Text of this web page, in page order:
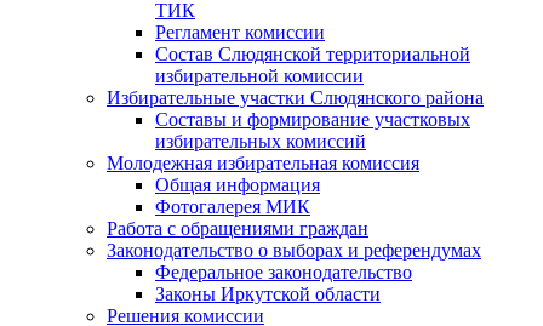
ТИК
Регламент комиссии
Состав Слюдянской территориальной
избирательной комиссии
Избирательные участки Слюдянского района
Составы и формирование участковых
избирательных комиссий
Молодежная избирательная комиссия
Общая информация
Фотогалерея МИК
Работа с обращениями граждан
Законодательство о выборах и референдумах
Федеральное законодательство
Законы Иркутской области
Решения комиссии